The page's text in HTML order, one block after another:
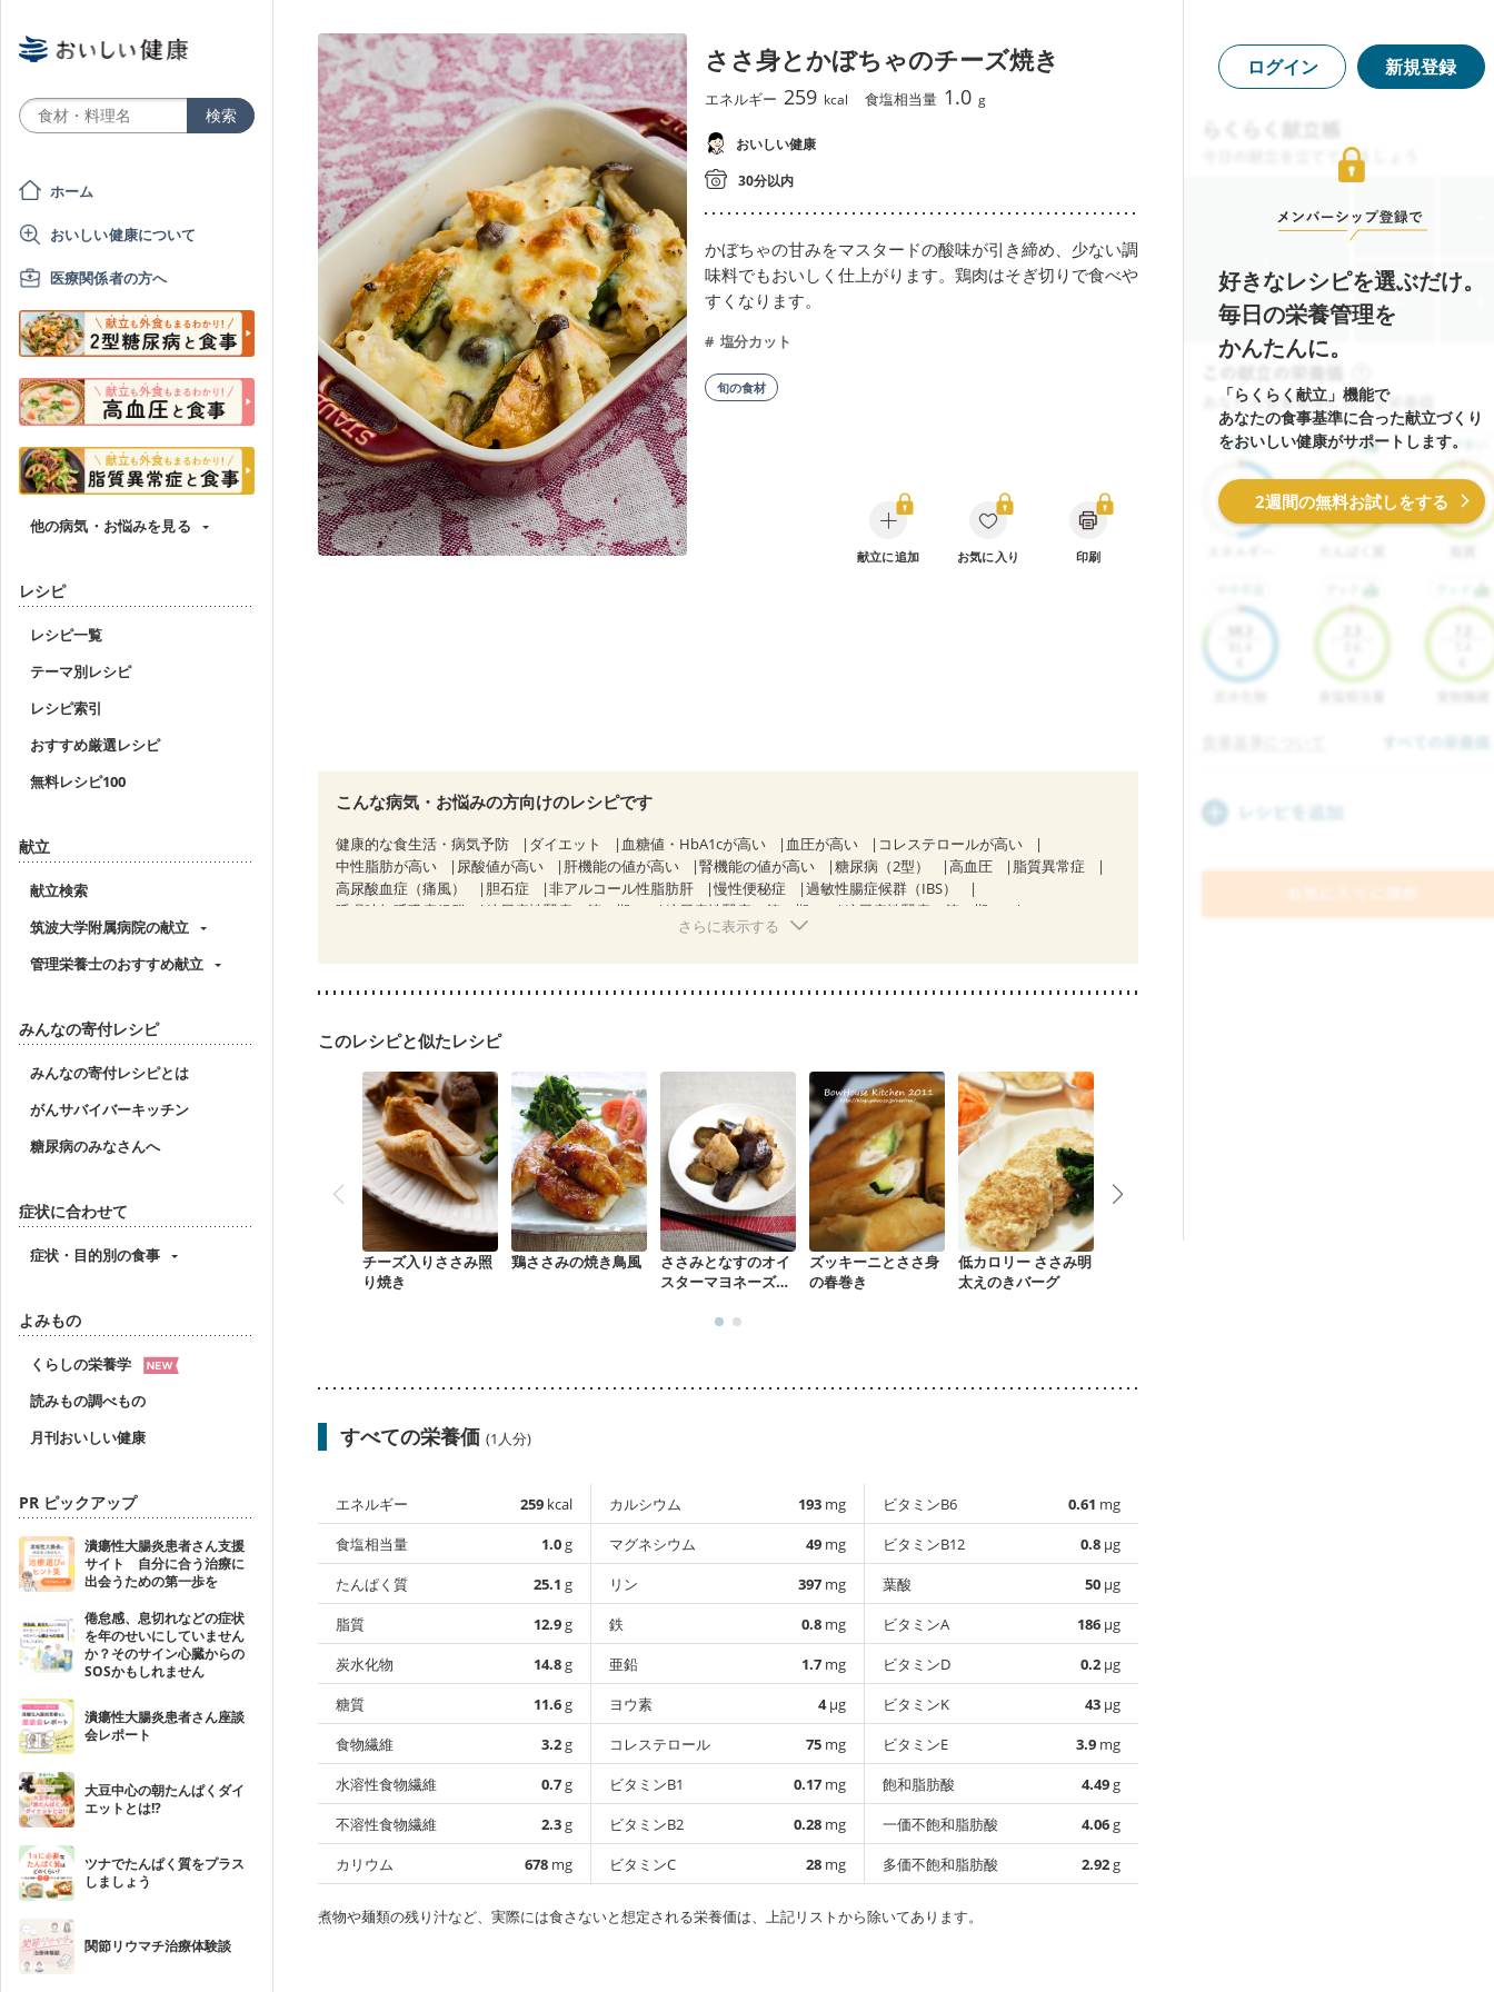
ホーム
おいしい健康について
医療関係者の方へ
他の病気・お悩みを見る
レシピ
レシピ一覧
テーマ別レシピ
レシピ索引
おすすめ厳選レシピ
無料レシピ100
献立
献立検索
筑波大学附属病院の献立
管理栄養士のおすすめ献立
みんなの寄付レシピ
みんなの寄付レシピとは
がんサバイバーキッチン
糖尿病のみなさんへ
症状に合わせて
症状・目的別の食事
よみもの
くらしの栄養学
読みもの調べもの
月刊おいしい健康
PR ピックアップ
潰瘍性大腸炎患者さん支援
サイト 自分に合う治療に
出会うための第一歩を
倦怠感、息切れなどの症状
を年のせいにしていません
か？そのサイン心臓からの
SOSかもしれません
潰瘍性大腸炎患者さん座談
会レポート
大豆中心の朝たんぱくダイ
エットとは!?
ツナでたんぱく質をプラス
しましょう
関節リウマチ治療体験談
ささ身とかぼちゃのチーズ焼き
エネルギー 259 kcal 食塩相当量 1.0 g
おいしい健康
30分以内
かぼちゃの甘みをマスタードの酸味が引き締め、少ない調
味料でもおいしく仕上がります。鶏肉はそぎ切りで食べや
すくなります。
塩分カット
旬の食材
献立に追加 お気に入り 印刷
こんな病気・お悩みの方向けのレシピです
健康的な食生活・病気予防 ダイエット 血糖値・HbA1cが高い 血圧が高い
コレステロールが高い
中性脂肪が高い
尿酸値が高い 肝機能の値が高い 腎機能の値が高い 糖尿病（2型） 高血圧
脂質異常症
高尿酸血症（痛風）
胆石症 非アルコール性脂肪肝 慢性便秘症
過敏性腸症候群（IBS）
睡眠時無呼吸症候群
糖尿病性腎症（第１期） 糖尿病性腎症（第２期）
糖尿病性腎症（第３期）
乳がん（抗がん剤治療中）
更年期
さらに表示する
このレシピと似たレシピ
チーズ入りささみ照
り焼き
鶏ささみの焼き鳥風
ささみとなすのオイ
スターマヨネーズ炒
ズッキーニとささ身
の春巻き
低カロリー ささみ明
太えのきバーグ
すべての栄養価 (1人分)
エネルギー 259 kcal
食塩相当量
1.0g
たんぱく質
25.1 g
脂質
12.9g
炭水化物
14.8g
糖質
11.6g
食物繊維
3.2g
水溶性食物繊維
0.7g
不溶性食物繊維
2.3g
カリウム
678 mg
カルシウム 193 mg
マグネシウム
49 mg
リン
397 mg
鉄
0.8 mg
亜鉛
1.7 mg
ヨウ素
4µg
コレステロール
75 mg
ビタミンB1
0.17 mg
ビタミンB2
0.28 mg
ビタミンC
28 mg
ビタミンB6 0.61 mg
ビタミンB12
0.8 µg
葉酸
50 µg
ビタミンA
186 µg
ビタミンD
0.2 µg
ビタミンK
43 µg
ビタミンE
3.9 mg
飽和脂肪酸
4.49g
一価不飽和脂肪酸
4.06g
多価不飽和脂肪酸
2.92g
煮物や麺類の残り汁など、実際には食さないと想定される栄養価は、上記リストから除いてあります。
ログイン 新規登録
好きなレシピを選ぶだけ。
毎日の栄養管理を
かんたんに。
「らくらく献立」機能で
あなたの食事基準に合った献立づくり
をおいしい健康がサポートします。
2週間の無料お試しをする